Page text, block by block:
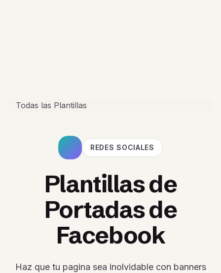
Todas las Plantillas
REDES SOCIALES
Plantillas de
Portadas de
Facebook
Haz que tu pagina sea inolvidable con banners